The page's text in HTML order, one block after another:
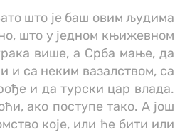
што је баш овим људима
што у једном књижевном
више, а Срба мање, да
и са неким вазалством, са
и да турски цар влада.
ако поступе тако. А још
које, или ће бити или